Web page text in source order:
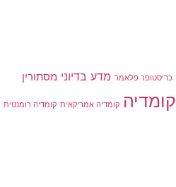
כריסטופר פלאמר מדע בדיוני מסתורין
קומדיה קומדיה אמריקאית קומדיה רומנטית